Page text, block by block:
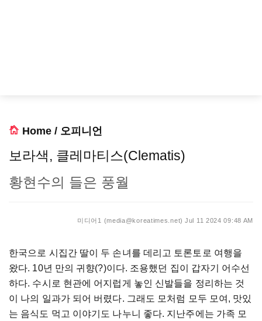
Home / 오피니언
보라색, 클레마티스(Clematis)
황현수의 들은 풍월
미디어1 (media@koreatimes.net) Jul 11 2024 09:48 AM
한국으로 시집간 딸이 두 손녀를 데리고 토론토로 여행을
왔다. 10년 만의 귀향(?)이다. 조용했던 집이 갑자기 어수선
하다. 수시로 현관에 어지럽게 놓인 신발들을 정리하는 것
이 나의 일과가 되어 버렸다. 그래도 모처럼 모두 모여 , 맛있
는 음식도 먹고 이야기도 나누니 좋다. 지난주에는 가족 모